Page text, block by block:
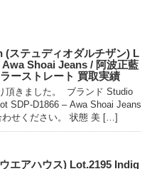
(ステュディオダルチザン) L
Shoai Jeans / 阿波正藍
ーストレート 買取実績
頂きました。 ブランド Studio
SDP-D1866 – Awa Shoai Jeans
せください。 状態 美 […]
エアハウス) Lot.2195 Indig